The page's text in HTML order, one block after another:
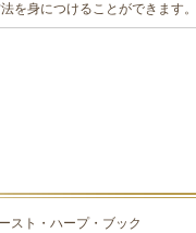
を身につけることができます
スト・ハープ・ブック